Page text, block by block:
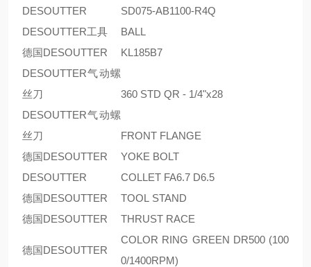
DESOUTTER
SD075-AB1100-R4Q
DESOUTTER工具
BALL
德国DESOUTTER
KL185B7
DESOUTTER气动螺
丝刀
360 STD QR - 1/4"x28
DESOUTTER气动螺
丝刀
FRONT FLANGE
德国DESOUTTER
YOKE BOLT
DESOUTTER
COLLET FA6.7 D6.5
德国DESOUTTER
TOOL STAND
德国DESOUTTER
THRUST RACE
德国DESOUTTER
COLOR RING GREEN DR500 (100
0/1400RPM)